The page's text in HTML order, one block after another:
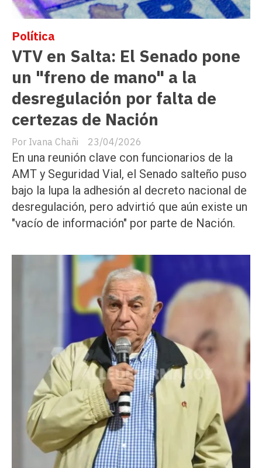
VTV en Salta: El Senado pone
un "freno de mano" a la
desregulación por falta de
certezas de Nación
Ivana Chañi
Política
23/04/2026
En una reunión clave con funcionarios de la
AMT y Seguridad Vial, el Senado salteño puso
bajo la lupa la adhesión al decreto nacional de
desregulación, pero advirtió que aún existe un
"vacío de información" por parte de Nación.